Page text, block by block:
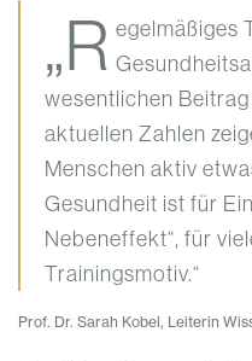
„R egelmäßiges
wesentlichen
aktuellen Zahlen
Menschen aktiv
Gesundheit ist für
Nebeneffekt“, für
Trainingsmotiv.“
Prof. Dr. Sarah Kobel, Leiterin